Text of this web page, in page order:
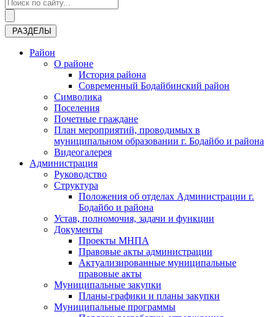
РАЗДЕЛЫ
Район
О районе
История района
Современный Бодайбинский район
Символика
Поселения
Почетные граждане
План мероприятий, проводимых в
муниципальном образовании г. Бодайбо и района
Видеогалерея
Администрация
Руководство
Структура
Положения об отделах Администрации г.
Бодайбо и района
Устав, полномочия, задачи и функции
Документы
Проекты МНПА
Правовые акты администрации
Актуализированные муниципальные
правовые акты
Муниципальные закупки
Планы-графики и планы закупки
Муниципальные программы